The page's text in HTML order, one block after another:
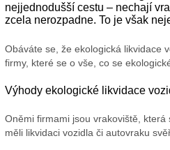
nejjednodušší cestu – nechají
zcela nerozpadne. To je však
Obáváte se, že ekologická likvidace
firmy, které se o vše, co se
Výhody ekologické likvidace
Oněmi firmami jsou vrakoviště,
měli likvidaci vozidla či autovraku